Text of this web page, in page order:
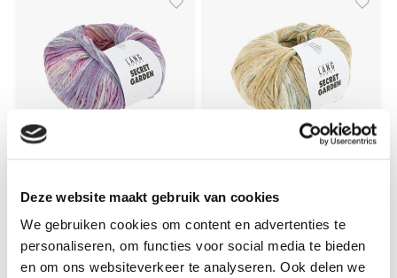
Deze website maakt gebruik van cookies
We gebruiken cookies om content en advertenties te
personaliseren, om functies voor social media te bieden
en om ons websiteverkeer te analyseren. Ook delen we
Lang Yarns Secret
Garden 0005 Paars
Geel Mix
Lang Yarns Secret
Garden 0002
Groen Geel Mix